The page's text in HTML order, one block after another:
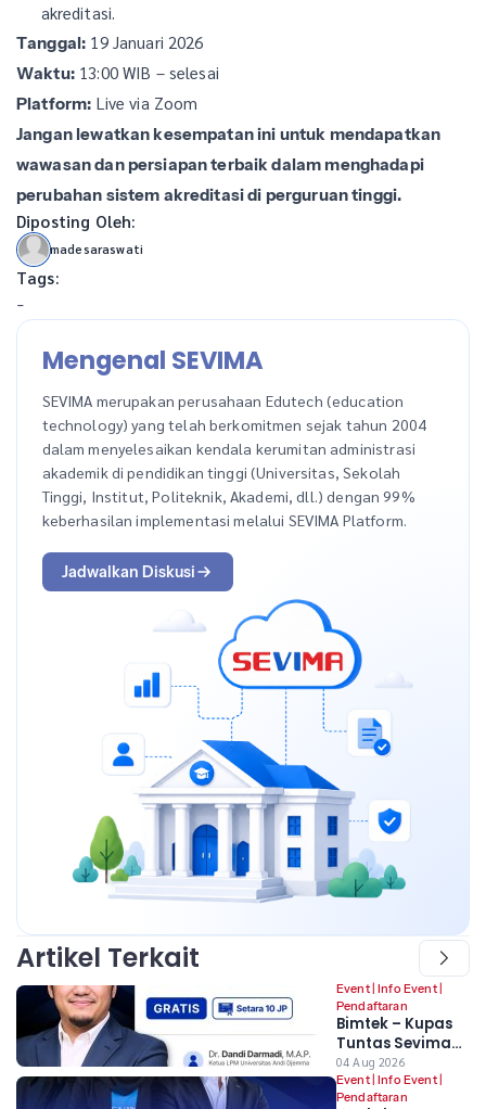
akreditasi.
Tanggal: 19 Januari 2026
Waktu:13:00 WIB – selesai
Platform: Live via Zoom
Jangan lewatkan kesempatan ini untuk mendapatkan
wawasan dan persiapan terbaik dalam menghadapi
perubahan sistem akreditasi di perguruan tinggi.
Diposting Oleh:
madesaraswati
Tags:
-
Mengenal SEVIMA
SEVIMA merupakan perusahaan Edutech (education
technology) yang telah berkomitmen sejak tahun 2004
dalam menyelesaikan kendala kerumitan administrasi
akademik di pendidikan tinggi (Universitas, Sekolah
Tinggi, Institut, Politeknik, Akademi, dll.) dengan 99%
keberhasilan implementasi melalui SEVIMA Platform.
Jadwalkan Diskusi
Artikel Terkait
Event|Info Event|
Pendaftaran
Bimtek – Kupas
Tuntas Sevima
Platform: Untuk
Mengawal Awal
Tahun Akademik,
04 Aug 2026
Event|Info Event|
Pendaftaran